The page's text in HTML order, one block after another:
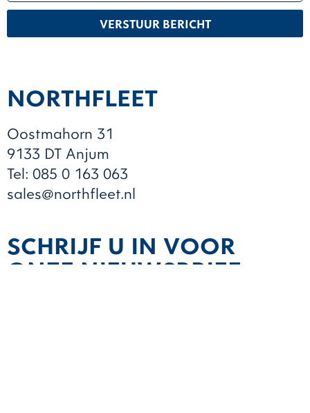
VERSTUUR BERICHT
NORTHFLEET
Oostmahorn 31
9133 DT Anjum
Tel: 085 0 163 063
sales@northfleet.nl
SCHRIJF U IN VOOR
ONZE NIEUWSBRIEF